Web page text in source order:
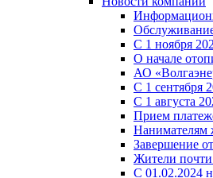
С 1 ноября
О начале
АО
С 1 сентября
С 1 августа
Прием
Завершение
Жители почти
С 01.02.2024